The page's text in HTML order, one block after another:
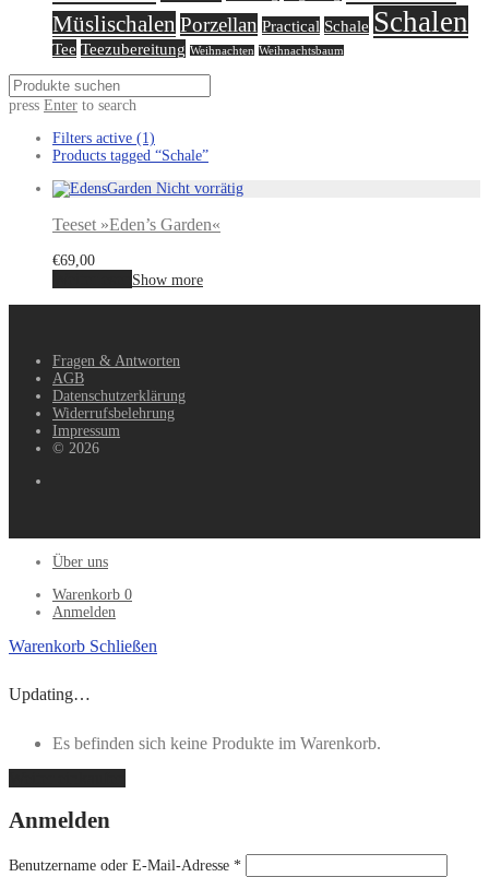
Müslischalen Porzellan Practical Schale Schalen
Tee Teezubereitung Weihnachten Weihnachtsbaum
press Enter to search
Filters active (1)
Products tagged “Schale”
Teeset »Eden’s Garden«
€69,00
Show more
Fragen & Antworten
AGB
Datenschutzerklärung
Widerrufsbelehrung
Impressum
© 2026
Über uns
Warenkorb 0
Anmelden
Warenkorb Schließen
Updating…
Es befinden sich keine Produkte im Warenkorb.
Anmelden
Benutzername oder E-Mail-Adresse *